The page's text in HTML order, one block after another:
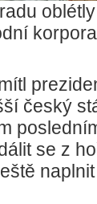
český
se z